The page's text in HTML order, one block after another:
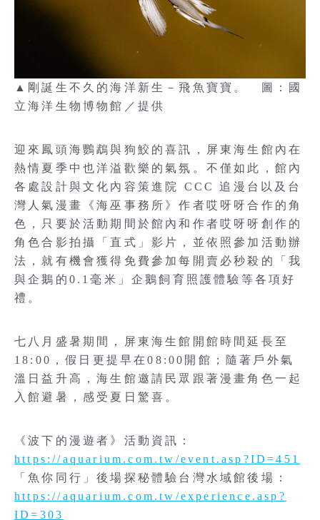
▲剛誕生不久的海洋新生－飛魚寶寶。 圖：國
立海洋生物博物館／提供
迎來鳳頭海鸚鵡與狗鮫的喜訊，屏東海生館內在
熱情夏季中也洋溢歡樂的氣氛。不僅如此，館內
各處設計與文化內容策進院 CCC 追漫台以及台
灣人氣漫畫《海巫事務所》作者哎呀呀合作的角
色，只要於活動期間於館內和作者哎呀呀創作的
角色合影拍攝「直式」影片，並依照參加活動辦
法，就有機會獲得免費參加每開賣必秒殺的「我
與企鵝的0.1毫米」企鵝飼育照護體驗等各項好
禮。
七八月盛暑期間，屏東海生館開館時間延長至
18:00，假日更提早在08:00開館；隨著戶外氣
溫日益升高，海生館邀請民眾跟著漫畫角色一起
入館避暑，感受夏日驚喜。
《波下的漫遊者》活動資訊：
https://aquarium.com.tw/event.asp?ID=451
「魚你同行」後場探秘體驗台灣水域館後場：
https://aquarium.com.tw/experience.asp?
ID=303